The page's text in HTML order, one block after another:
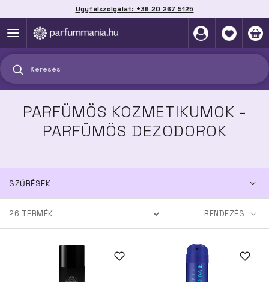
Ügyfélszolgálat: +36 20 267 5125
Keresés
PARFÜMÖS KOZMETIKUMOK -
PARFÜMÖS DEZODOROK
SZŰRÉSEK
26 TERMÉK